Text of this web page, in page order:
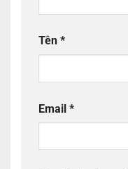
Tên *
Email *